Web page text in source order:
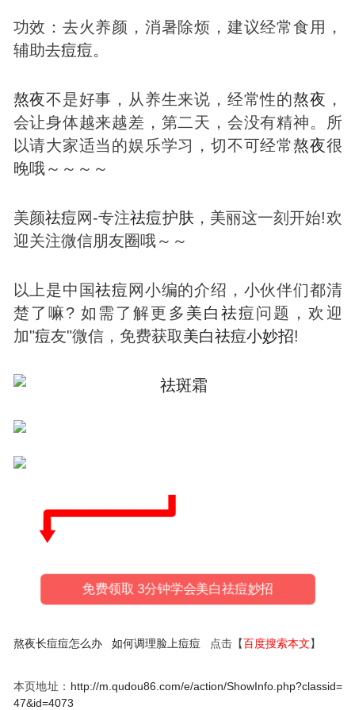
功效：去火养颜，消暑除烦，建议经常食用，
辅助去痘痘。
熬夜不是好事，从养生来说，经常性的熬夜 ，
会让身体越来越差，第二天，会没有精神。所
以请大家适当的娱乐学习，切不可经常熬夜很
晚哦～～～～
美颜祛痘网-专注祛痘护肤，美丽这一刻开始!欢
迎关注微信朋友圈哦～～
以上是中国祛痘 网小编的介绍，小伙伴们都清
楚了嘛? 如需了解更多 美白 祛痘问题，欢迎
加"痘友"微信，免费获取美白祛痘小妙招!
免费领取 3分钟学会美白祛痘妙招
熬夜长痘痘怎么办 如何调理脸上痘痘 点击【百度搜索本文】
本页地址： http://m.qudou86.com/e/action/ShowInfo.php?classid=
47&id=4073